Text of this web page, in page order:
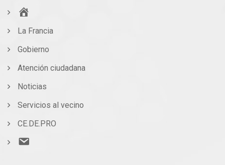
La Francia
Gobierno
Atención ciudadana
Noticias
Servicios al vecino
CE.DE.PRO